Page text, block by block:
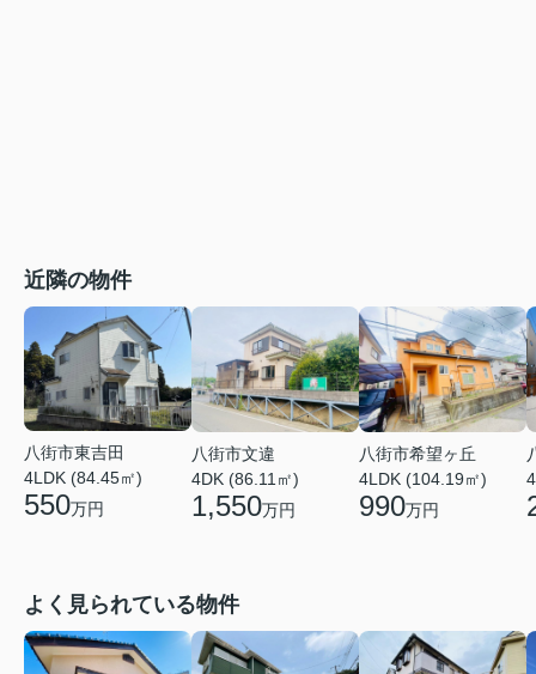
近隣の物件
八街市東吉田
4LDK (84.45㎡)
550万円
八街市文違
4DK (86.11㎡)
1,550万円
八街市希望ヶ丘
4LDK (104.19㎡)
990万円
よく見られている物件